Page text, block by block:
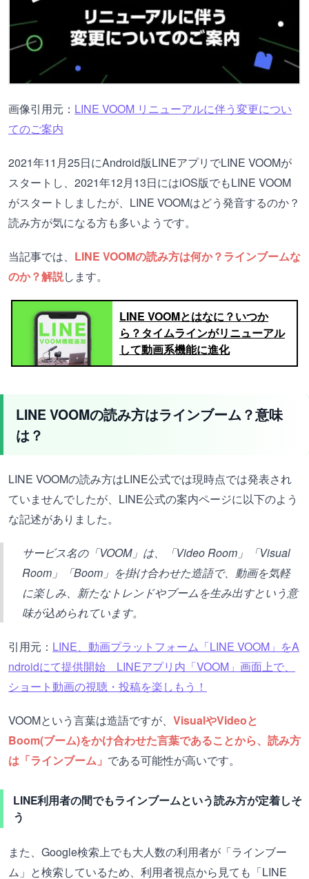
画像引用元： LINE VOOM リニューアルに伴う変更につい
てのご案内
2021年11月25日にAndroid版LINEアプリでLINE VOOMが
スタートし、2021年12月13日にはiOS版でもLINE VOOM
がスタートしましたが、LINE VOOMはどう発音するのか？
読み方が気になる方も多いようです。
当記事では、 LINE VOOMの読み方は何か？ラインブームな
のか？解説します。
LINE VOOMとはなに？いつか
ら？タイムラインがリニューアル
して動画系機能に進化
LINE VOOMの読み方はラインブーム？意味
は？
LINE VOOMの読み方はLINE公式では現時点では発表され
ていませんでしたが、LINE公式の案内ページに以下のよう
な記述がありました。
サービス名の「VOOM」は、「Video Room」「Visual
Room」「Boom」を掛け合わせた造語で、動画を気軽
に楽しみ、新たなトレンドやブームを生み出すという意
味が込められています。
引用元： LINE、動画プラットフォーム「LINE VOOM」をA
ndroidにて提供開始 LINEアプリ内「VOOM」画面上で、
ショート動画の視聴・投稿を楽しもう！
VOOMという言葉は造語ですが、 VisualやVideoと
Boom(ブーム)をかけ合わせた言葉であることから、読み方
は「ラインブーム」 である可能性が高いです。
LINE利用者の間でもラインブームという読み方が定着しそ
う
また、Google検索上でも大人数の利用者が「ラインブー
ム」と検索しているため、利用者視点から見ても「LINE